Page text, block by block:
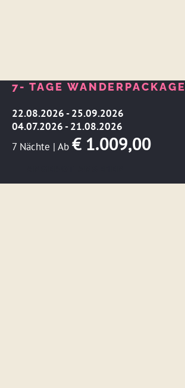
7- TAGE WANDERPACKAGE
22.08.2026 - 25.09.2026
04.07.2026 - 21.08.2026
7 Nächte | Ab € 1.009,00